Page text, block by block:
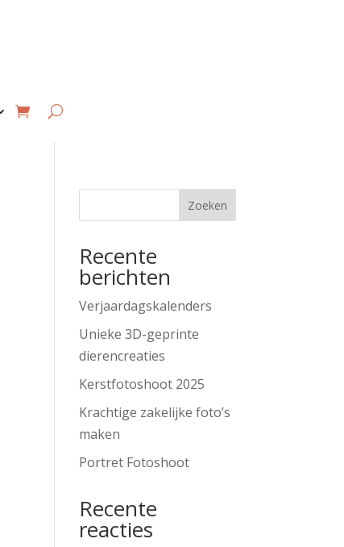
Zoeken
Recente
berichten
Verjaardagskalenders
Unieke 3D-geprinte
dierencreaties
Kerstfotoshoot 2025
Krachtige zakelijke foto’s
maken
Portret Fotoshoot
Recente
reacties